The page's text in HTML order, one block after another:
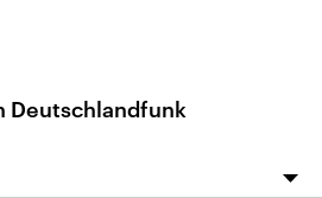
Deutschlandfunk